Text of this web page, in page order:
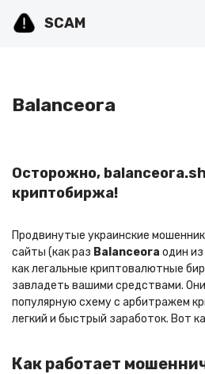
SCAM
Balanceora
Осторожно,
криптобиржа!
Продвинутые украинские
сайты (как раз Balanceora один
как легальные криптовалютные
завладеть вашими средствами.
популярную схему с арбитражем
легкий и быстрый заработок. Вот
Как работает